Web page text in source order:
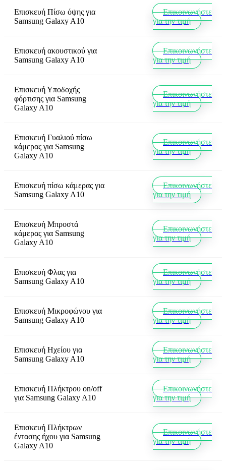
Επισκευή Πίσω όψης για
Samsung Galaxy A10
Επικοινωνήστε
για την τιμή
Επισκευή ακουστικού για
Samsung Galaxy A10
Επικοινωνήστε
για την τιμή
Επισκευή Υποδοχής
φόρτισης για Samsung
Galaxy A10
Επικοινωνήστε
για την τιμή
Επισκευή Γυαλιού πίσω
κάμερας για Samsung
Galaxy A10
Επικοινωνήστε
για την τιμή
Επισκευή πίσω κάμερας για
Samsung Galaxy A10
Επικοινωνήστε
για την τιμή
Επισκευή Μπροστά
κάμερας για Samsung
Galaxy A10
Επικοινωνήστε
για την τιμή
Επισκευή Φλας για
Samsung Galaxy A10
Επικοινωνήστε
για την τιμή
Επισκευή Μικροφώνου για
Samsung Galaxy A10
Επικοινωνήστε
για την τιμή
Επισκευή Ηχείου για
Samsung Galaxy A10
Επικοινωνήστε
για την τιμή
Επισκευή Πλήκτρου on/off
για Samsung Galaxy A10
Επικοινωνήστε
για την τιμή
Επισκευή Πλήκτρων
έντασης ήχου για Samsung
Galaxy A10
Επικοινωνήστε
για την τιμή